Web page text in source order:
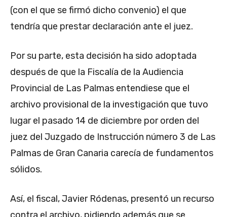
(con el que se firmó dicho convenio) el que
tendría que prestar declaración ante el juez.
Por su parte, esta decisión ha sido adoptada
después de que la Fiscalía de la Audiencia
Provincial de Las Palmas entendiese que el
archivo provisional de la investigación que tuvo
lugar el pasado 14 de diciembre por orden del
juez del Juzgado de Instrucción número 3 de Las
Palmas de Gran Canaria carecía de fundamentos
sólidos.
Así, el fiscal, Javier Ródenas, presentó un recurso
contra el archivo, pidiendo además que se